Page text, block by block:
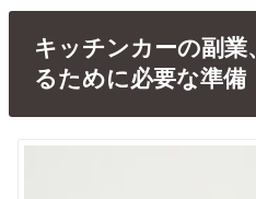
キッチンカーの副業
るために必要な準備